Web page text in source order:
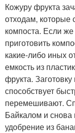
Кожуру фрукта
отходам, которые
компоста. Если
приготовить
какие-либо иных
емкость из
фрукта.
способствует
перемешивают.
Байкалом и
удобрение из